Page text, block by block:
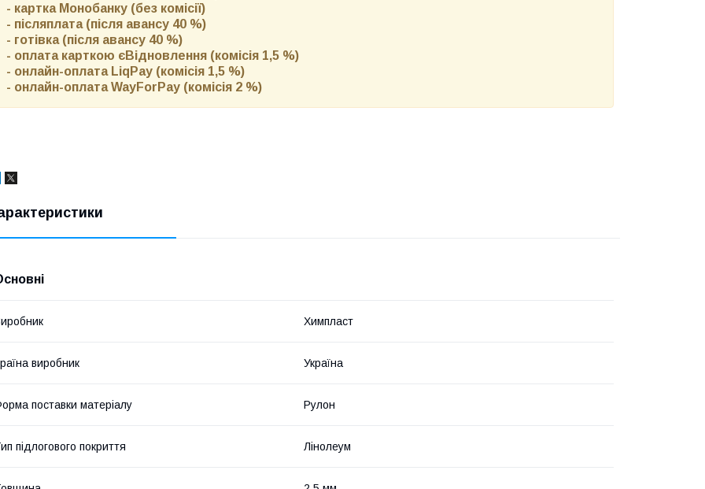
- картка Монобанку (без комісії)
- післяплата (після авансу 40 %)
- готівка (після авансу 40 %)
- оплата карткою єВідновлення (комісія 1,5 %)
- онлайн-оплата LiqPay (комісія 1,5 %)
- онлайн-оплата WayForPay (комісія 2 %)
Химпласт
виробник Україна
поставки матеріалу Рулон
підлогового покриття Лінолеум